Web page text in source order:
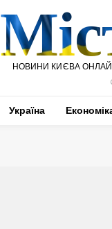
НОВИНИ КИЄВА
Україна